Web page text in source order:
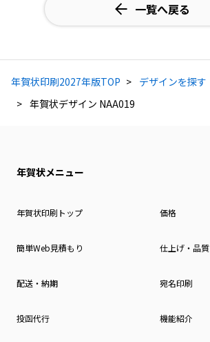
一覧へ戻る
年賀状印刷2027年版TOP
デザインを探す
年賀状デザイン NAA019
年賀状メニュー
年賀状印刷トップ 価格
簡単Web見積もり 仕上げ・品質
配送・納期 宛名印刷
投函代行 機能紹介